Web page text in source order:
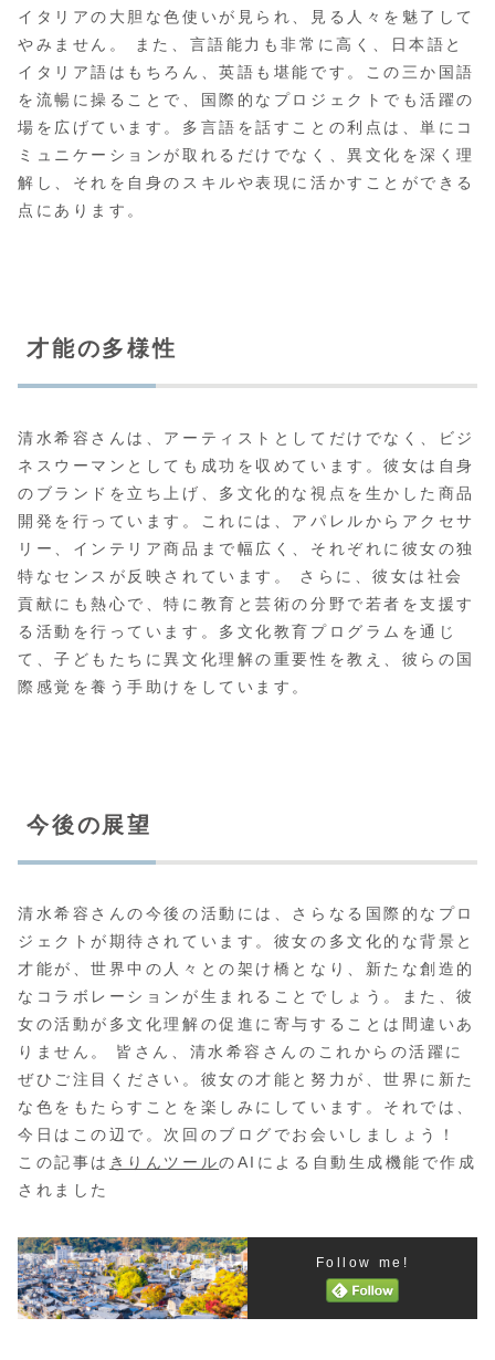
イタリアの大胆な色使いが見られ、見る人々を魅了して
やみません。 また、言語能力も非常に高く、日本語と
イタリア語はもちろん、英語も堪能です。この三か国語
を流暢に操ることで、国際的なプロジェクトでも活躍の
場を広げています。多言語を話すことの利点は、単にコ
ミュニケーションが取れるだけでなく、異文化を深く理
解し、それを自身のスキルや表現に活かすことができる
点にあります。
才能の多様性
清水希容さんは、アーティストとしてだけでなく、ビジ
ネスウーマンとしても成功を収めています。彼女は自身
のブランドを立ち上げ、多文化的な視点を生かした商品
開発を行っています。これには、アパレルからアクセサ
リー、インテリア商品まで幅広く、それぞれに彼女の独
特なセンスが反映されています。 さらに、彼女は社会
貢献にも熱心で、特に教育と芸術の分野で若者を支援す
る活動を行っています。多文化教育プログラムを通じ
て、子どもたちに異文化理解の重要性を教え、彼らの国
際感覚を養う手助けをしています。
今後の展望
清水希容さんの今後の活動には、さらなる国際的なプロ
ジェクトが期待されています。彼女の多文化的な背景と
才能が、世界中の人々との架け橋となり、新たな創造的
なコラボレーションが生まれることでしょう。また、彼
女の活動が多文化理解の促進に寄与することは間違いあ
りません。 皆さん、清水希容さんのこれからの活躍に
ぜひご注目ください。彼女の才能と努力が、世界に新た
な色をもたらすことを楽しみにしています。それでは、
今日はこの辺で。次回のブログでお会いしましょう！
この記事は きりんツールのAIによる自動生成機能で作成
されました
Follow me!